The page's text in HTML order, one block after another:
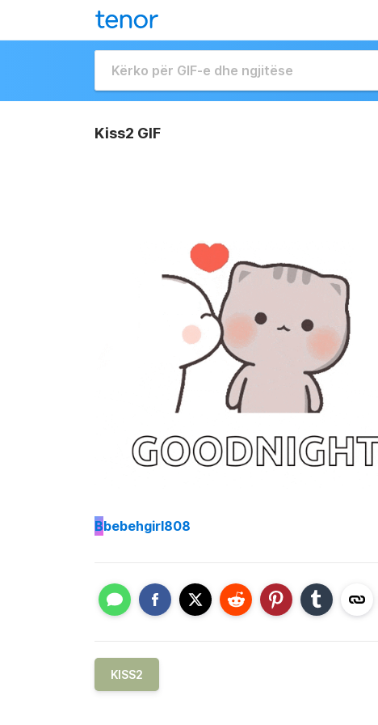
Kiss2 GIF
Bbebehgirl808
KISS2